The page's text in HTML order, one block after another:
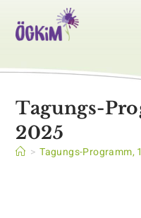
Inhalt
springen
Tagungs-
2025
> Tagungs-Programm,